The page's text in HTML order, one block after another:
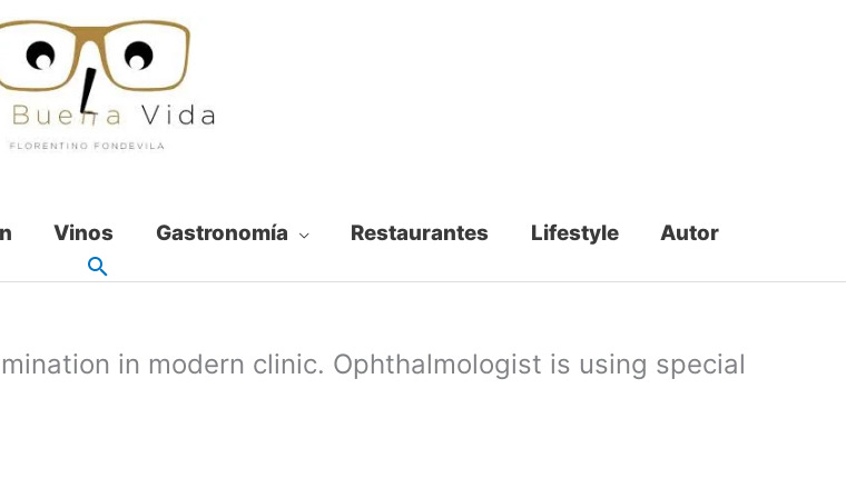
Vinos Gastronomía Restaurantes Lifestyle Autor
in modern clinic. Ophthalmologist is using special